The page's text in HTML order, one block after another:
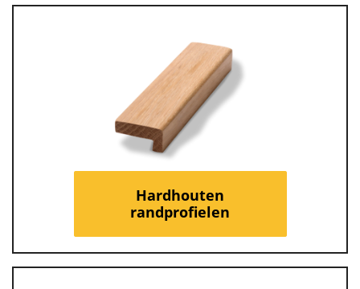
Hardhouten
randprofielen